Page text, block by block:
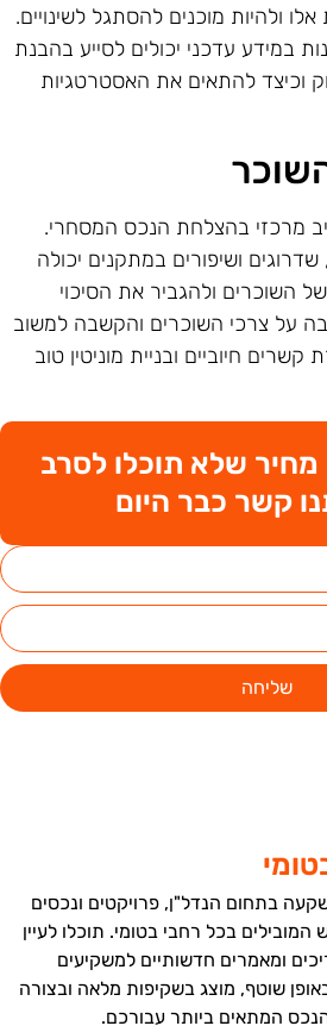
ולהיות מוכנים להסתגל לשינויים.
במידע עדכני יכולים לסייע בהבנת
וכיצד להתאים את האסטרטגיות
מרכזי בהצלחת הנכס המסחרי.
ושיפורים במתקנים יכולה
השוכרים ולהגביר את הסיכוי
על צרכי השוכרים והקשבה למשוב
חיוביים ובניית מוניטין טוב
שלא תוכלו לסרב
קשר כבר היום
שליחה
בתחום הנדל"ן, פרויקטים ונכסים
בכל רחבי בטומי. תוכלו לעיין
ומאמרים חדשותיים למשקיעים
שוטף, מוצג בשקיפות מלאה ובצורה
המתאים ביותר עבורכם.